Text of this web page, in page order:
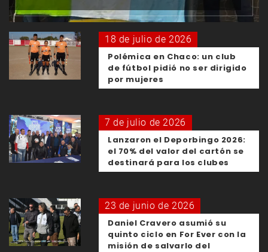
18 de julio de 2026
Polémica en Chaco: un club
de fútbol pidió no ser dirigido
por mujeres
7 de julio de 2026
Lanzaron el Deporbingo 2026:
el 70% del valor del cartón se
destinará para los clubes
23 de junio de 2026
Daniel Cravero asumió su
quinto ciclo en For Ever con la
misión de salvarlo del